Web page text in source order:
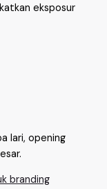
eksposur
lari, opening